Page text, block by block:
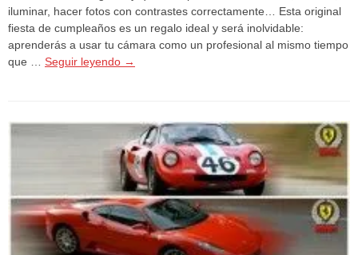
iluminar, hacer fotos con contrastes correctamente… Esta original
fiesta de cumpleaños es un regalo ideal y será inolvidable:
aprenderás a usar tu cámara como un profesional al mismo tiempo
que … Seguir leyendo →